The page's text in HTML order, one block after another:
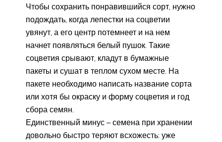
Чтобы сохранить понравившийся сорт, нужно
подождать, когда лепестки на соцветии
увянут, а его центр потемнеет и на нем
начнет появляться белый пушок. Такие
соцветия срывают, кладут в бумажные
пакеты и сушат в теплом сухом месте. На
пакете необходимо написать название сорта
или хотя бы окраску и форму соцветия и год
сбора семян.
Единственный минус – семена при хранении
довольно быстро теряют всхожесть: уже